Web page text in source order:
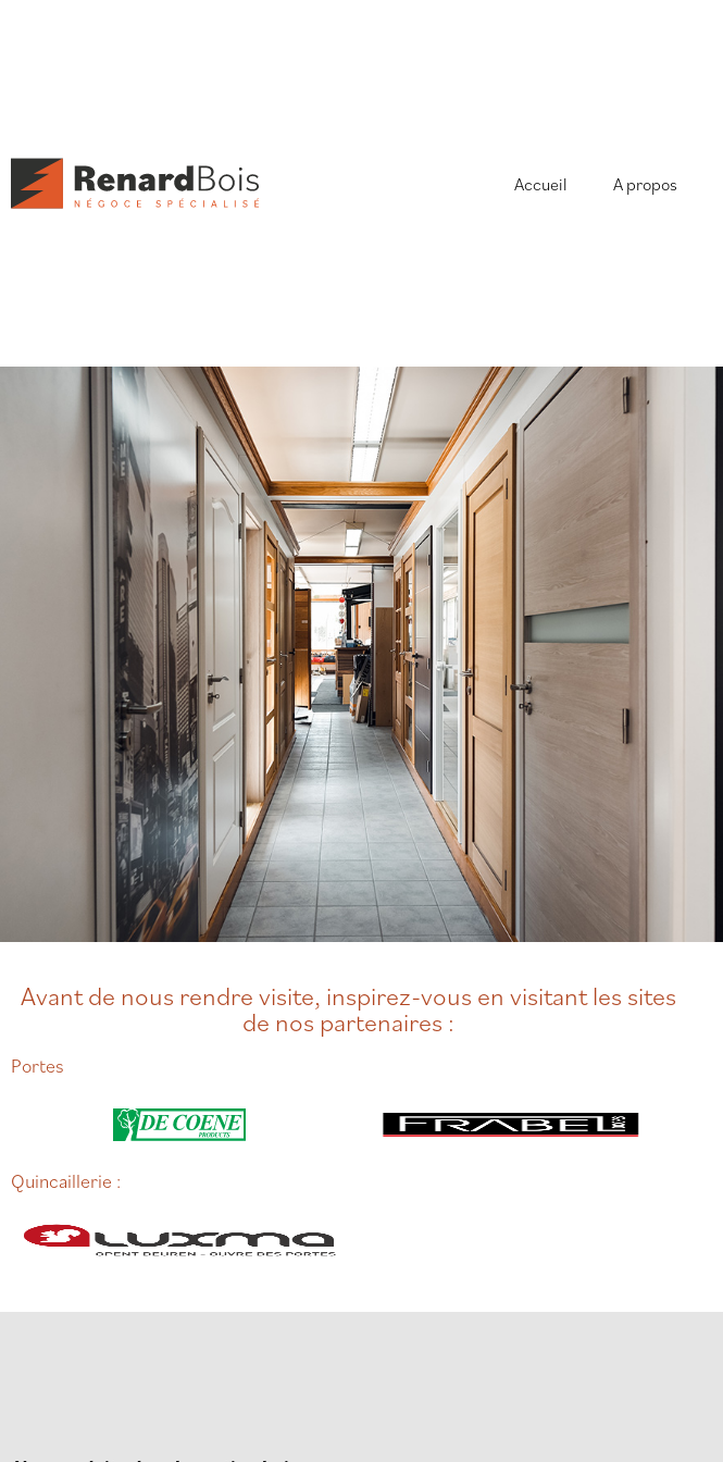
Accueil A propos
Avant de nous rendre visite, inspirez-vous en visitant les sites
de nos partenaires :
Portes
Quincaillerie :